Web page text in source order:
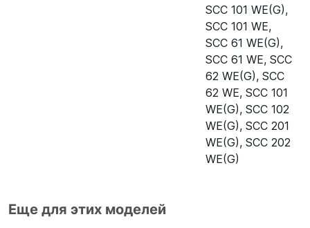
87.01.005
87.01.005
SCC 101 WE(G),
SCC 101 WE,
SCC 61 WE(G),
SCC 61 WE, SCC
62 WE(G), SCC
62 WE, SCC 101
WE(G), SCC 102
WE(G), SCC 201
WE(G), SCC 202
WE(G)
Еще для этих моделей